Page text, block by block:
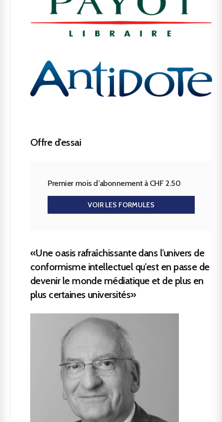
Offre d’essai
Premier mois d’abonnement à CHF 2.50
VOIR LES FORMULES
«Une oasis rafraîchissante dans l’univers de
conformisme intellectuel qu’est en passe de
devenir le monde médiatique et de plus en
plus certaines universités»